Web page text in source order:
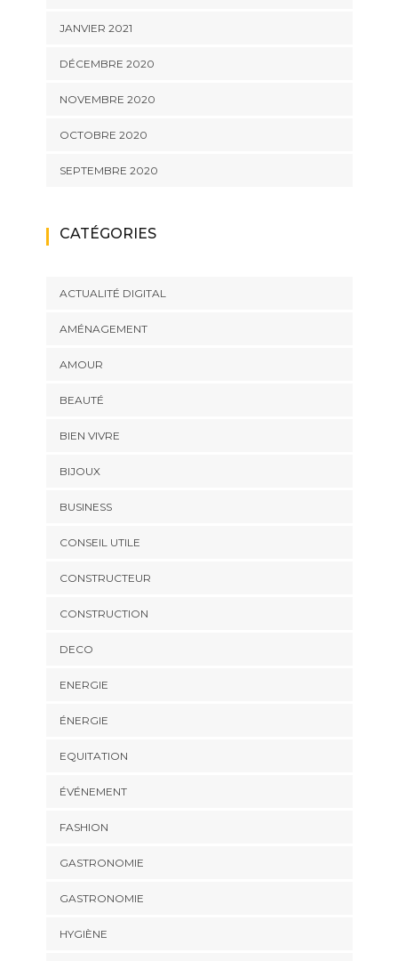
JANVIER 2021
DÉCEMBRE 2020
NOVEMBRE 2020
OCTOBRE 2020
SEPTEMBRE 2020
CATÉGORIES
ACTUALITÉ DIGITAL
AMÉNAGEMENT
AMOUR
BEAUTÉ
BIEN VIVRE
BIJOUX
BUSINESS
CONSEIL UTILE
CONSTRUCTEUR
CONSTRUCTION
DECO
ENERGIE
ÉNERGIE
EQUITATION
ÉVÉNEMENT
FASHION
GASTRONOMIE
GASTRONOMIE
HYGIÈNE